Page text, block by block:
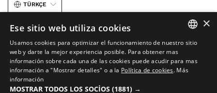
TÜRKÇE
Yasal Uyarı Çerezler Şartlar ve koşullar Görüntülerde Yapay Zeka
Site Haritası
SPANISH
ENGLISH
×
Ese sitio web utiliza cookies
Usamos cookies para optimizar el funcionamiento de nuestro sitio
web y darte la mejor experiencia posible. Para obtener mas
información sobre cada una de las cookies puede acudir para mas
información a "Mostrar detalles" o a la Política de cookies. Más
información
MOSTRAR TODOS LOS SOCIOS (1881) →